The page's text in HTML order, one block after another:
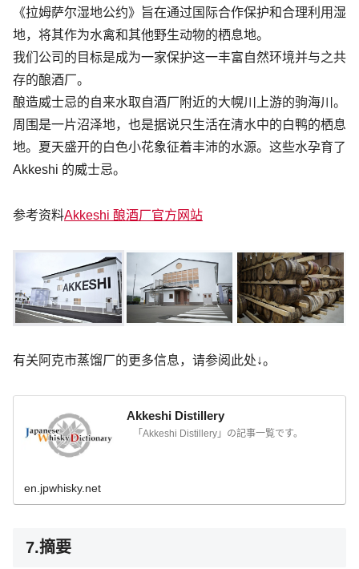
《拉姆萨尔湿地公约》旨在通过国际合作保护和合理利用湿
地，将其作为水禽和其他野生动物的栖息地。
我们公司的目标是成为一家保护这一丰富自然环境并与之共
存的酿酒厂。
酿造威士忌的自来水取自酒厂附近的大幌川上游的驹海川。
周围是一片沼泽地，也是据说只生活在清水中的白鸭的栖息
地。夏天盛开的白色小花象征着丰沛的水源。这些水孕育了
Akkeshi 的威士忌。
参考资料Akkeshi 酿酒厂官方网站
有关阿克市蒸馏厂的更多信息，请参阅此处↓。
Akkeshi Distillery
「Akkeshi Distillery」の記事一覧です。
en.jpwhisky.net
7.摘要